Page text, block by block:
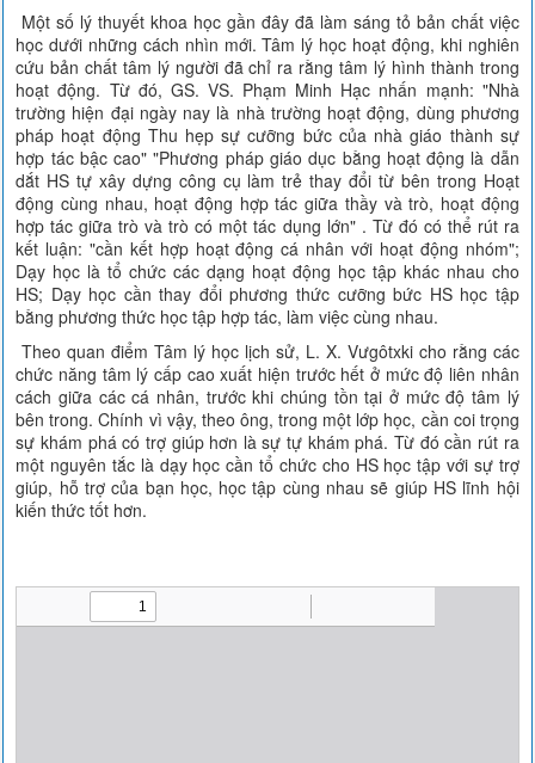
Một số lý thuyết khoa học gần đây đã làm sáng tỏ bản chất việc
học dưới những cách nhìn mới. Tâm lý học hoạt động, khi nghiên
cứu bản chất tâm lý người đã chỉ ra rằng tâm lý hình thành trong
hoạt động. Từ đó, GS. VS. Phạm Minh Hạc nhấn mạnh: "Nhà
trường hiện đại ngày nay là nhà trường hoạt động, dùng phương
pháp hoạt động Thu hẹp sự cưỡng bức của nhà giáo thành sự
hợp tác bậc cao" "Phương pháp giáo dục bằng hoạt động là dẫn
dắt HS tự xây dựng công cụ làm trẻ thay đổi từ bên trong Hoạt
động cùng nhau, hoạt động hợp tác giữa thầy và trò, hoạt động
hợp tác giữa trò và trò có một tác dụng lớn" . Từ đó có thể rút ra
kết luận: "cần kết hợp hoạt động cá nhân với hoạt động nhóm";
Dạy học là tổ chức các dạng hoạt động học tập khác nhau cho
HS; Dạy học cần thay đổi phương thức cưỡng bức HS học tập
bằng phương thức học tập hợp tác, làm việc cùng nhau.
Theo quan điểm Tâm lý học lịch sử, L. X. Vưgôtxki cho rằng các
chức năng tâm lý cấp cao xuất hiện trước hết ở mức độ liên nhân
cách giữa các cá nhân, trước khi chúng tồn tại ở mức độ tâm lý
bên trong. Chính vì vậy, theo ông, trong một lớp học, cần coi trọng
sự khám phá có trợ giúp hơn là sự tự khám phá. Từ đó cần rút ra
một nguyên tắc là dạy học cần tổ chức cho HS học tập với sự trợ
giúp, hỗ trợ của bạn học, học tập cùng nhau sẽ giúp HS lĩnh hội
kiến thức tốt hơn.